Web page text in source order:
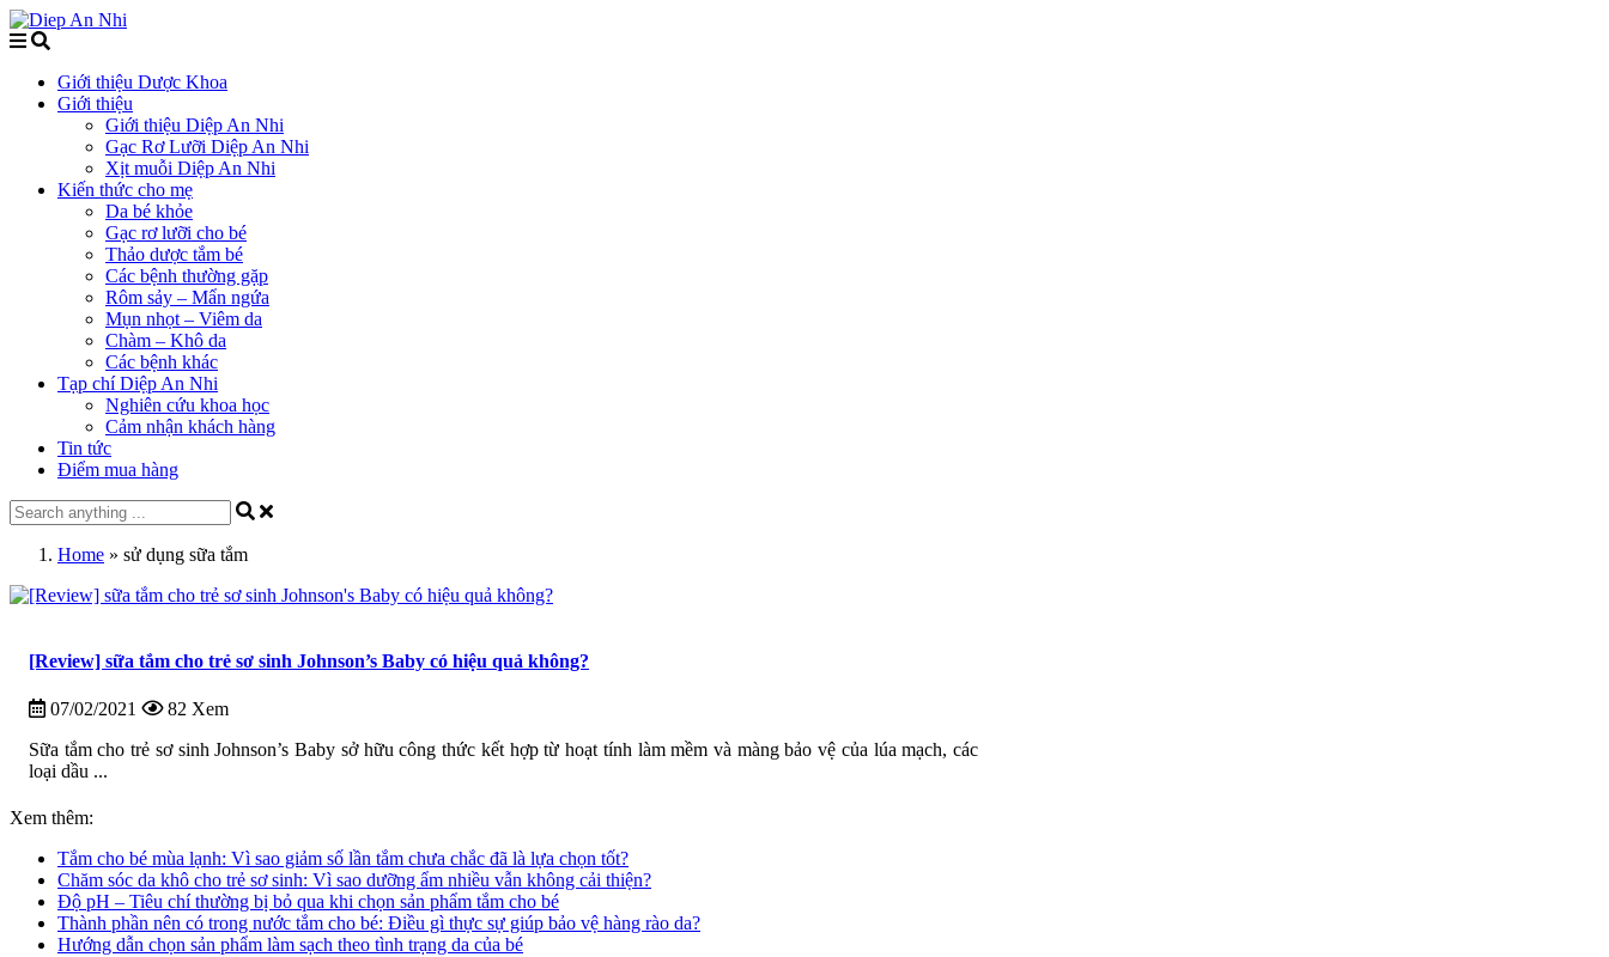
Giới thiệu Dược Khoa
Giới thiệu
Giới thiệu Diệp An Nhi
Gạc Rơ Lưỡi Diệp An Nhi
Xịt muỗi Diệp An Nhi
Kiến thức cho mẹ
Da bé khỏe
Gạc rơ lưỡi cho bé
Thảo dược tắm bé
Các bệnh thường gặp
Rôm sảy – Mẩn ngứa
Mụn nhọt – Viêm da
Chàm – Khô da
Các bệnh khác
Tạp chí Diệp An Nhi
Nghiên cứu khoa học
Cảm nhận khách hàng
Tin tức
Điểm mua hàng
Home » sử dụng sữa tắm
[Review] sữa tắm cho trẻ sơ sinh Johnson’s Baby có hiệu quả không?
07/02/2021 82 Xem
Sữa tắm cho trẻ sơ sinh Johnson’s Baby sở hữu công thức kết hợp từ hoạt tính làm mềm và màng bảo vệ của lúa mạch, các
loại dầu ...
Xem thêm:
Tắm cho bé mùa lạnh: Vì sao giảm số lần tắm chưa chắc đã là lựa chọn tốt?
Chăm sóc da khô cho trẻ sơ sinh: Vì sao dưỡng ẩm nhiều vẫn không cải thiện?
Độ pH – Tiêu chí thường bị bỏ qua khi chọn sản phẩm tắm cho bé
Thành phần nên có trong nước tắm cho bé: Điều gì thực sự giúp bảo vệ hàng rào da?
Hướng dẫn chọn sản phẩm làm sạch theo tình trạng da của bé